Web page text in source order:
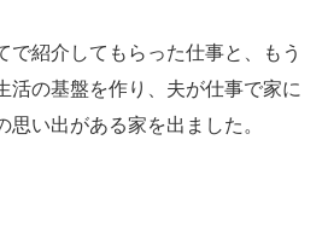
で紹介してもらった仕事と、もう
活の基盤を作り、夫が仕事で家に
い出がある家を出ました。